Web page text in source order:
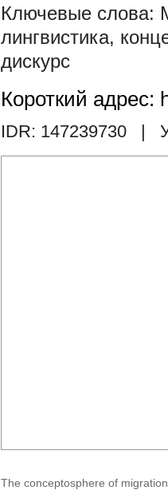
лингвистика,
дискурс
Короткий адрес:
IDR: 147239730 |
The conceptosphere of